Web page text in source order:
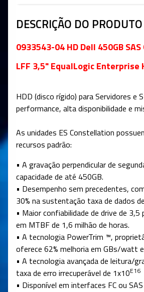
DESCRIÇÃO DO PRODUTO
0933543-04 HD Dell 450GB SAS
LFF 3,5" EqualLogic Enterprise
HDD (disco rígido) para Servidores e
performance, alta disponibilidade e
As unidades ES Constellation
recursos padrão:
• A gravação perpendicular de
capacidade de até 450GB.
• Desempenho sem precedentes,
30% na sustentação taxa de dados
• Maior confiabilidade de drive de
em MTBF de 1,6 milhão de horas.
• A tecnologia PowerTrim ™,
oferece 62% melhoria em GBs/watt
• A tecnologia avançada de leitura/
taxa de erro irrecuperável de 1x10E16
• Disponível em interfaces FC ou SAS